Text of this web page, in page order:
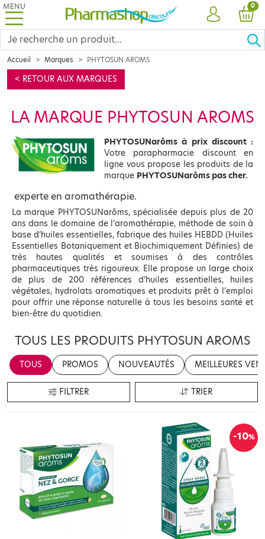
MENU
COMPTE
0
Accueil Marques PHYTOSUN AROMS
< RETOUR AUX MARQUES
LA MARQUE PHYTOSUN AROMS
PHYTOSUNarôms à prix discount :
Votre parapharmacie discount en
ligne vous propose les produits de la
marque PHYTOSUNarôms pas cher.
experte en aromathérapie.
La marque PHYTOSUNarôms, spécialisée depuis plus de 20
ans dans le domaine de l’aromathérapie, méthode de soin à
base d’huiles essentielles, fabrique des huiles HEBDD (Huiles
Essentielles Botaniquement et Biochimiquement Définies) de
très hautes qualités et soumises à des contrôles
pharmaceutiques très rigoureux. Elle propose un large choix
de plus de 200 références d’huiles essentielles, huiles
végétales, hydrolats aromatiques et produits prêt à l’emploi
pour offrir une réponse naturelle à tous les besoins santé et
bien-être du quotidien.
TOUS LES PRODUITS PHYTOSUN AROMS
TOUS PROMOS NOUVEAUTÉS MEILLEURES
FILTRER TRIER
-10%